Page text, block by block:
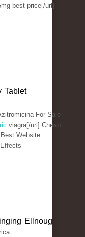
best price[/url]
Tablet
For Sale
viagra[/url] Cheap
Website
Ellnoug